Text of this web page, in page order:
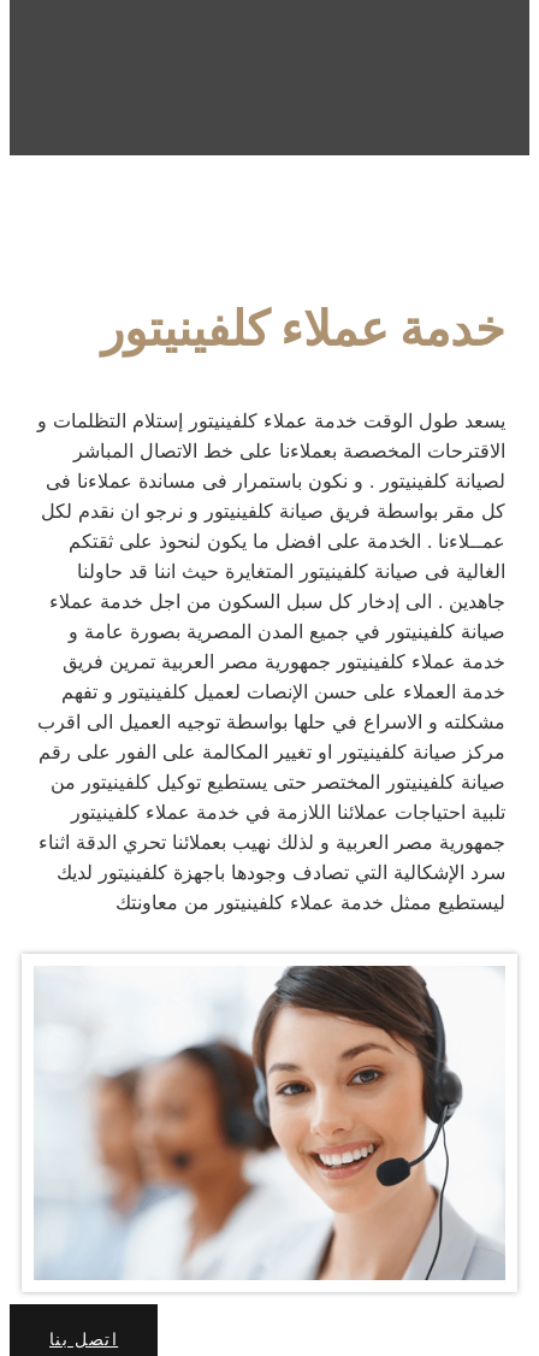
خدمة عملاء كلفينيتور
يسعد طول الوقت خدمة عملاء كلفينيتور إستلام التظلمات و
الاقترحات المخصصة بعملاءنا على خط الاتصال المباشر
لصيانة كلفينيتور . و نكون باستمرار فى مساندة عملاءنا فى
كل مقر بواسطة فريق صيانة كلفينيتور و نرجو ان نقدم لكل
عمــلاءنا . الخدمة على افضل ما يكون لنحوذ على ثقتكم
الغالية فى صيانة كلفينيتور المتغايرة حيث اننا قد حاولنا
جاهدين . الى إدخار كل سبل السكون من اجل خدمة عملاء
صيانة كلفينيتور في جميع المدن المصرية بصورة عامة و
خدمة عملاء كلفينيتور جمهورية مصر العربية تمرين فريق
خدمة العملاء على حسن الإنصات لعميل كلفينيتور و تفهم
مشكلته و الاسراع في حلها بواسطة توجيه العميل الى اقرب
مركز صيانة كلفينيتور او تغيير المكالمة على الفور على رقم
صيانة كلفينيتور المختصر حتى يستطيع توكيل كلفينيتور من
تلبية احتياجات عملائنا اللازمة في خدمة عملاء كلفينيتور
جمهورية مصر العربية و لذلك نهيب بعملائنا تحري الدقة اثناء
سرد الإشكالية التي تصادف وجودها باجهزة كلفينيتور لديك
ليستطيع ممثل خدمة عملاء كلفينيتور من معاونتك
اتصل بنا